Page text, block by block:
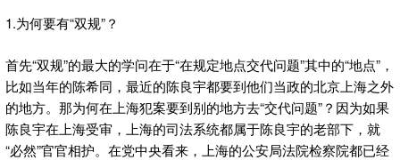
1.为何要有“双规”？
首先“双规”的最大的学问在于“在规定地点交代问题”其中的“地点”，
比如当年的陈希同，最近的陈良宇都要到他们当政的北京上海之外
的地方。那为何在上海犯案要到别的地方去“交代问题”？因为如果
陈良宇在上海受审，上海的司法系统都属于陈良宇的老部下，就
“必然”官官相护。在党中央看来，上海的公安局法院检察院都已经